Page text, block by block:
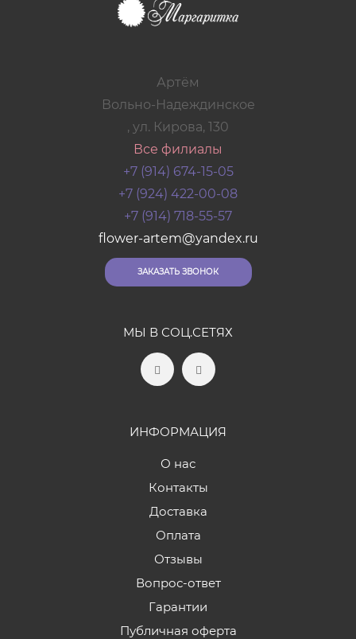
Артём
Вольно-Надеждинское
, ул. Кирова, 130
Все филиалы
+7 (914) 674-15-05
+7 (924) 422-00-08
+7 (914) 718-55-57
flower-artem@yandex.ru
ЗАКАЗАТЬ ЗВОНОК
МЫ В СОЦ.СЕТЯХ
ИНФОРМАЦИЯ
О нас
Контакты
Доставка
Оплата
Отзывы
Вопрос-ответ
Гарантии
Публичная оферта